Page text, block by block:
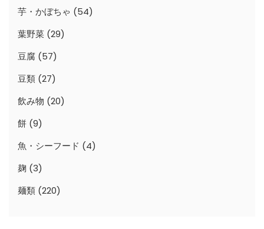
芋・かぼちゃ (54)
葉野菜 (29)
豆腐 (57)
豆類 (27)
飲み物 (20)
餅 (9)
魚・シーフード (4)
麹 (3)
麺類 (220)